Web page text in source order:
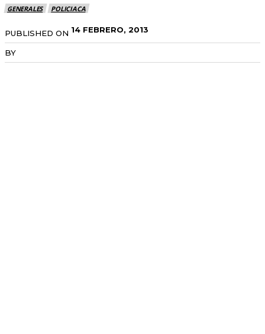
GENERALES POLICIACA
PUBLISHED ON 14 FEBRERO, 2013
BY